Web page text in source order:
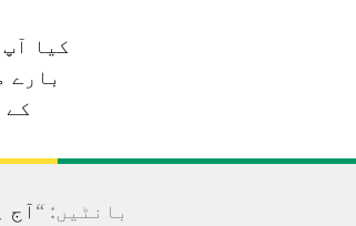
کیا
بارے
کے
بانٹیں: “آج ہوا